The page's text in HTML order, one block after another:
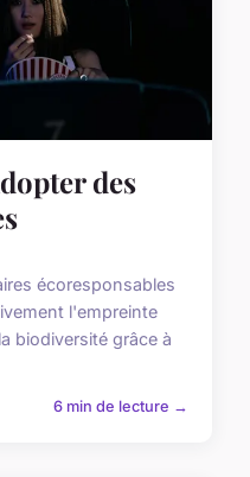
des
écoresponsables
l'empreinte
biodiversité grâce à
6 min de lecture →